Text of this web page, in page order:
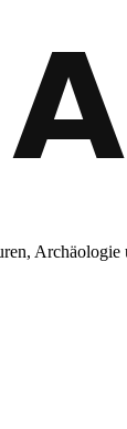
Archäologie